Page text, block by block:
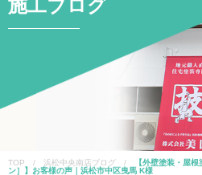
施工ブログ
TOP / 浜松中央南店ブログ /
【外壁塗装・屋
ン］】お客様の声｜浜松市中区曳馬 K様